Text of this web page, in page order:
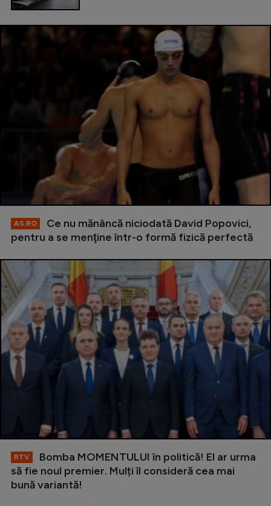
AS.RO
Ce nu mănâncă niciodată David Popovici,
pentru a se menţine într-o formă fizică perfectă
RTV
Bomba MOMENTULUI în politică! El ar urma
să fie noul premier. Mulți îl consideră cea mai
bună variantă!